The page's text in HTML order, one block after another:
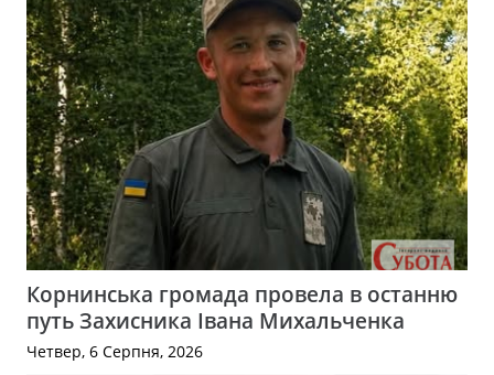
Корнинська громада провела в останню
путь Захисника Івана Михальченка
Четвер, 6 Серпня, 2026